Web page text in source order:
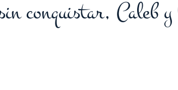
conquistar, Caleb